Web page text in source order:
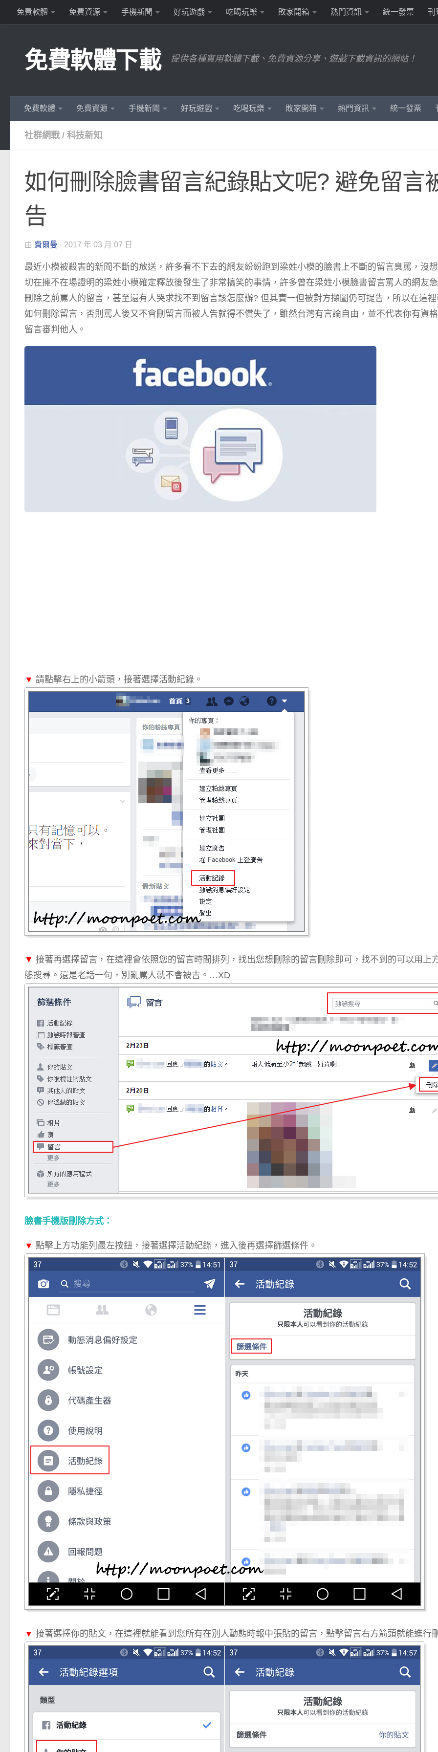
Skip to content
免費軟體 免費資源 手機新聞 好玩遊戲 吃喝玩樂 敗家開箱 熱門資訊 統一發票 刊
免費軟體下載 提供各種實用軟體下載、免費資源分享、遊戲下載資訊的網站！
免費軟體 免費資源 手機新聞 好玩遊戲 吃喝玩樂 敗家開箱 熱門資訊 統一發票
社群網戰 / 科技新知
如何刪除臉書留言紀錄貼文呢? 避免留言
告
由 費爾曼 · 2017 年 03 月 07 日
最近小模被殺害的新聞不斷的放送，許多看不下去的網友紛紛跑到梁姓小模的臉書上不斷的留言臭罵，沒
切在擁不在場證明的梁姓小模確定釋放後發生了非常搞笑的事情，許多曾在梁姓小模臉書留言罵人的網友
刪除之前罵人的留言，甚至還有人哭求找不到留言該怎麼辦? 但其實一但被對方擷圖仍可提告，所以在這
如何刪除留言，否則罵人後又不會刪留言而被人告就得不償失了，雖然台灣有言論自由，並不代表你有資
留言審判他人。
▼ 請點擊右上的小箭頭，接著選擇活動紀錄。
▼ 接著再選擇留言，在這裡會依照您的留言時間排列，找出您想刪除的留言刪除即可，找不到的可以用上
態搜尋。還是老話一句，別亂罵人就不會被吉。…XD
臉書手機版刪除方式：
▼ 點擊上方功能列最左按鈕，接著選擇活動紀錄，進入後再選擇篩選條件。
▼ 接著選擇你的貼文，在這裡就能看到您所有在別人動態時報中張貼的留言，點擊留言右方箭頭就能進行